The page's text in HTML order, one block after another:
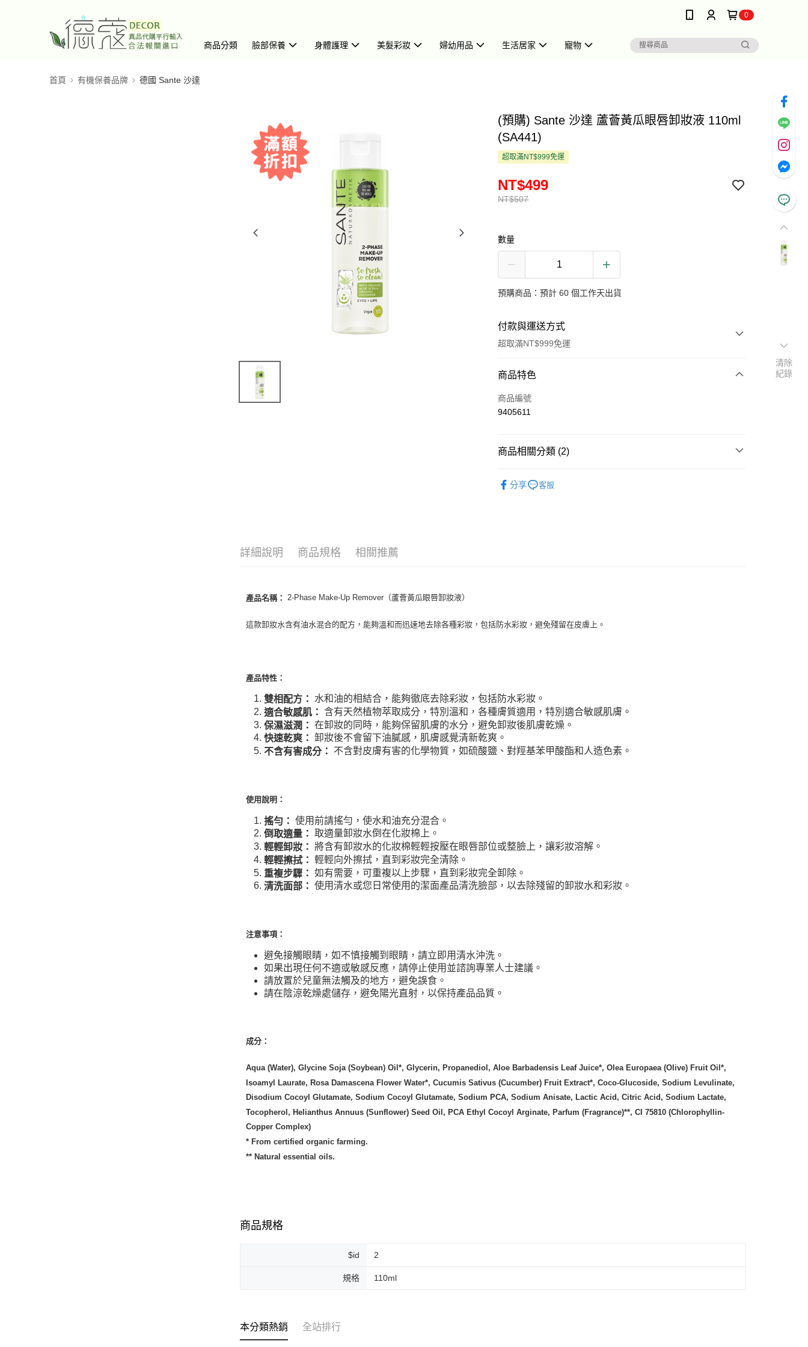
0
商品分類 臉部保養 身體護理 美髮彩妝 婦幼用品 生活居家 寵物
首頁 有機保養品牌 德國 Sante 沙達
(預購) Sante 沙達 蘆薈黃瓜眼唇卸妝液 110ml
(SA441)
超取滿NT$999免運
NT$507
NT$499
數量
預購商品：預計 60 個工作天出貨
付款與運送方式
超取滿NT$999免運
付款方式
信用卡一次付款
街口支付
每筆NT$80，滿NT$999(含以上)免運費
每筆NT$80，滿NT$999(含以上)免運費
7-11純取貨 (先付款
每筆NT$80，滿NT$999(含以上)免運費
付款後門市自取
商品特色
商品編號
9405611
商品相關分類 (2)
分享 客服
詳細說明 商品規格 相關推薦
產品名稱： 2-Phase Make-Up Remover（蘆薈黃瓜眼唇卸妝液）
這款卸妝水含有油水混合的配方，能夠溫和而迅速地去除各種彩妝，包括防水彩妝，避免殘留在皮膚上。
產品特性：
雙相配方：
水和油的相結合，能夠徹底去除彩妝，包括防水彩妝。
適合敏感肌：
含有天然植物萃取成分，特別溫和，各種膚質適用，特別適合敏感肌膚。
保濕滋潤： 在卸妝的同時，能夠保留肌膚的水分，避免卸妝後肌膚乾燥。
快速乾爽： 卸妝後不會留下油膩感，肌膚感覺清新乾爽。
不含有害成分：
不含對皮膚有害的化學物質，如硫酸鹽、對羥基苯甲酸酯和人造色素。
使用說明：
搖勻： 使用前請搖勻，使水和油充分混合。
倒取適量： 取適量卸妝水倒在化妝棉上。
輕輕卸妝： 將含有卸妝水的化妝棉輕輕按壓在眼唇部位或整臉上，讓彩妝溶解。
輕輕擦拭： 輕輕向外擦拭，直到彩妝完全清除。
重複步驟： 如有需要，可重複以上步驟，直到彩妝完全卸除。
清洗面部： 使用清水或您日常使用的潔面產品清洗臉部，以去除殘留的卸妝水和彩妝。
注意事項：
避免接觸眼睛，如不慎接觸到眼睛，請立即用清水沖洗。
如果出現任何不適或敏感反應，請停止使用並諮詢專業人士建議。
請放置於兒童無法觸及的地方，避免誤食。
請在陰涼乾燥處儲存，避免陽光直射，以保持產品品質。
成分：
Aqua (Water), Glycine Soja (Soybean) Oil*, Glycerin, Propanediol, Aloe Barbadensis Leaf Juice*, Olea Europaea (Olive) Fruit Oil*,
Isoamyl Laurate, Rosa Damascena Flower Water*, Cucumis Sativus (Cucumber) Fruit Extract*, Coco-Glucoside, Sodium Levulinate,
Disodium Cocoyl Glutamate, Sodium Cocoyl Glutamate, Sodium PCA, Sodium Anisate, Lactic Acid, Citric Acid, Sodium Lactate,
Tocopherol, Helianthus Annuus (Sunflower) Seed Oil, PCA Ethyl Cocoyl Arginate, Parfum (Fragrance)**, CI 75810 (Chlorophyllin-
Copper Complex)
* From certified organic farming.
** Natural essential oils.
商品規格
$id 2
規格 110ml
本分類熱銷 全站排行
清除
紀錄